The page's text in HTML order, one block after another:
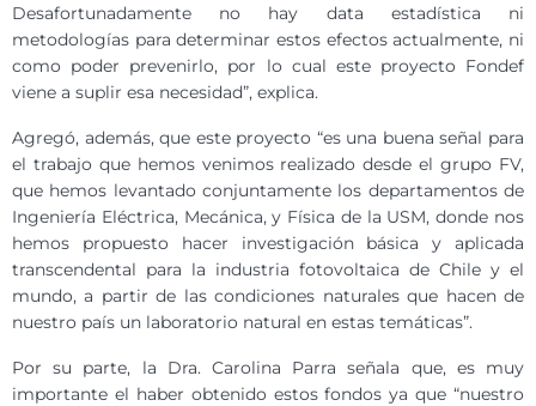
Desafortunadamente no hay data estadística ni
metodologías para determinar estos efectos actualmente, ni
como poder prevenirlo, por lo cual este proyecto Fondef
viene a suplir esa necesidad”, explica.
Agregó, además, que este proyecto “es una buena señal para
el trabajo que hemos venimos realizado desde el grupo FV,
que hemos levantado conjuntamente los departamentos de
Ingeniería Eléctrica, Mecánica, y Física de la USM, donde nos
hemos propuesto hacer investigación básica y aplicada
transcendental para la industria fotovoltaica de Chile y el
mundo, a partir de las condiciones naturales que hacen de
nuestro país un laboratorio natural en estas temáticas”.
Por su parte, la Dra. Carolina Parra señala que, es muy
importante el haber obtenido estos fondos ya que “nuestro